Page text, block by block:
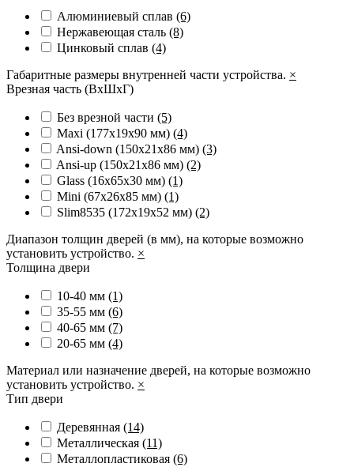
Алюминиевый сплав (6)
Нержавеющая сталь (8)
Цинковый сплав (4)
Габаритные размеры внутренней части устройства. ×
Врезная часть (ВхШхГ)
Без врезной части (5)
Maxi (177х19х90 мм) (4)
Ansi-down (150х21х86 мм) (3)
Ansi-up (150х21х86 мм) (2)
Glass (16x65x30 мм) (1)
Mini (67x26x85 мм) (1)
Slim8535 (172x19x52 мм) (2)
Диапазон толщин дверей (в мм), на которые возможно
установить устройство. ×
Толщина двери
10-40 мм (1)
35-55 мм (6)
40-65 мм (7)
20-65 мм (4)
Материал или назначение дверей, на которые возможно
установить устройство. ×
Тип двери
Деревянная (14)
Металлическая (11)
Металлопластиковая (6)